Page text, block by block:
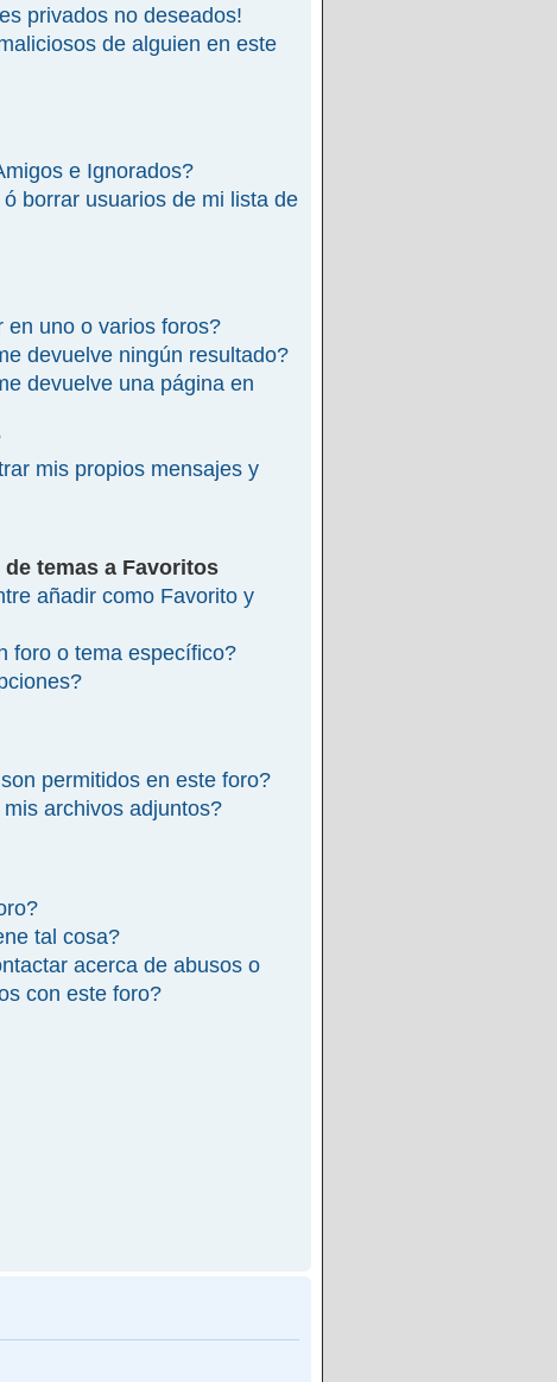
privados no deseados!
de alguien en este
e Ignorados?
borrar usuarios de mi lista de
en uno o varios foros?
devuelve ningún resultado?
devuelve una página en
mis propios mensajes y
temas a Favoritos
añadir como Favorito y
foro o tema específico?
permitidos en este foro?
archivos adjuntos?
tal cosa?
acerca de abusos o
con este foro?